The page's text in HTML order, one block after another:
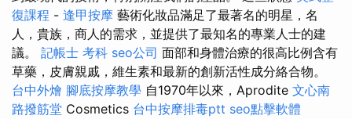
復課程 - 逢甲按摩 藝術化妝品滿足了最著名的明星，名
人，貴族，商人的需求，並提供了最知名的專業人士的建
議。 記帳士 考科 seo公司 面部和身體治療的很高比例含有
草藥，皮膚親戚，維生素和最新的創新活性成分絡合物。
台中外燴 腳底按摩教學 自1970年以來，Aprodite 文心南
路撥筋堂 Cosmetics 台中按摩排毒ptt seo點擊軟體